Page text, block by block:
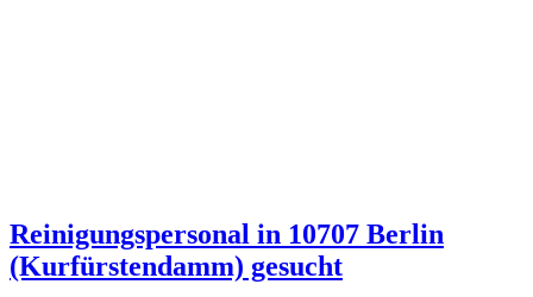
Reinigungspersonal in 10707 Berlin
(Kurfürstendamm) gesucht